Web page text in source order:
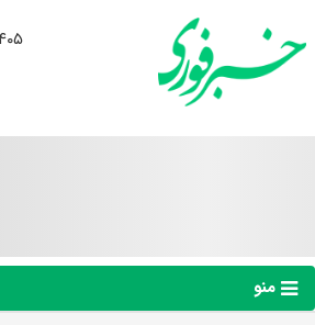
۱۴۰۵ مرداد
منو